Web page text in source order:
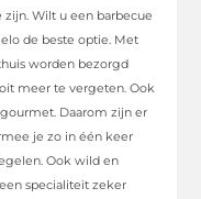
Wilt u een barbecue
de beste optie. Met
worden bezorgd
meer te vergeten. Ook
Daarom zijn er
je zo in één keer
Ook wild en
specialiteit zeker